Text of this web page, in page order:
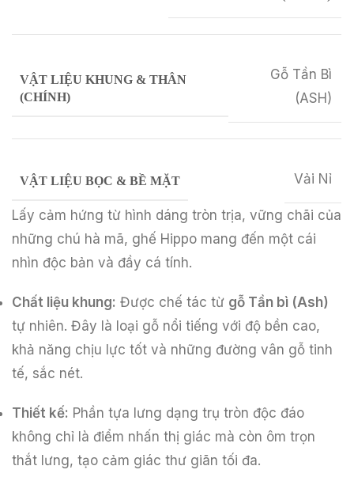
VẬT LIỆU KHUNG & THÂN
(CHÍNH)
Gỗ Tần Bì
(ASH)
VẬT LIỆU BỌC & BỀ MẶT Vải Nỉ
Lấy cảm hứng từ hình dáng tròn trịa, vững chãi của
những chú hà mã, ghế Hippo mang đến một cái
nhìn độc bản và đầy cá tính.
Chất liệu khung: Được chế tác từ gỗ Tần bì (Ash)
tự nhiên. Đây là loại gỗ nổi tiếng với độ bền cao,
khả năng chịu lực tốt và những đường vân gỗ tinh
tế, sắc nét.
Thiết kế: Phần tựa lưng dạng trụ tròn độc đáo
không chỉ là điểm nhấn thị giác mà còn ôm trọn
thắt lưng, tạo cảm giác thư giãn tối đa.